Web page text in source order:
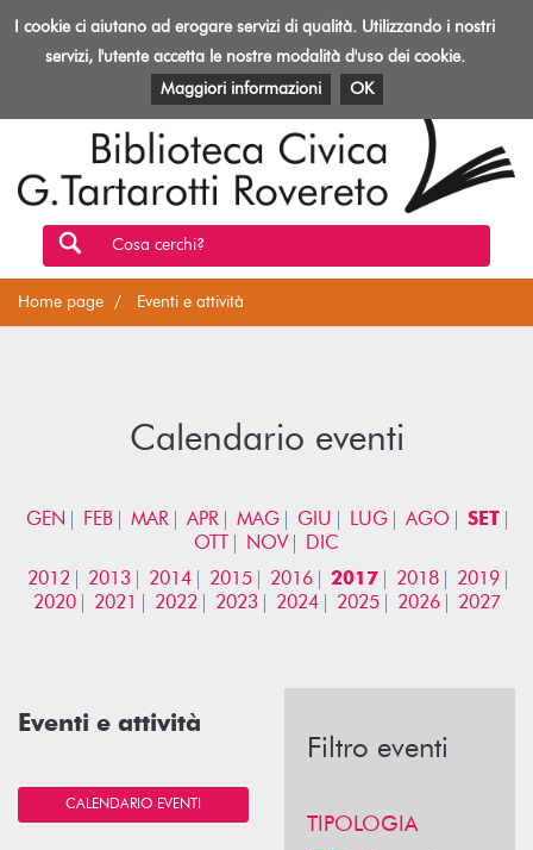
Toggle
Biblioteca
Rovereto
EVENTI E ATTIVITÀ PATRIMONIO E RISORSE
Cosa cerchi?
Home page Eventi e attività
Calendario eventi
GEN FEB MAR APR MAG GIU LUG AGO
SET
OTT
NOV
DIC
2012
2013 2014 2015 2016 2017 2018
2019
2020
2021 2022 2023 2024 2025 2026 2027
Eventi e attività
CALENDARIO EVENTI
Filtro eventi
TIPOLOGIA
I cookie ci aiutano ad erogare servizi di qualità. Utilizzando i nostri
servizi, l'utente accetta le nostre modalità d'uso dei cookie.
Maggiori informazioni
OK